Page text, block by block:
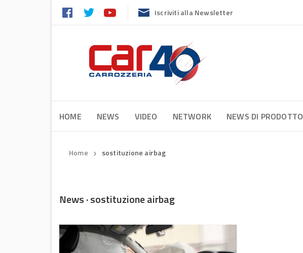
Iscriviti alla Newsletter
HOME NEWS VIDEO NETWORK NEWS DI PRODOTTO
Home ❯ sostituzione airbag
News · sostituzione airbag